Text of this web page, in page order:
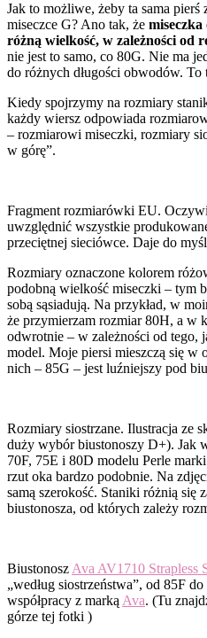
Jak to możliwe, żeby ta sama
miseczce G? Ano tak, że
różną wielkość, w zależności od
nie jest to samo, co 80G. Nie ma
do różnych długości obwodów. To
Kiedy spojrzymy na rozmiary
każdy wiersz odpowiada
– rozmiarowi miseczki, rozmiary
w górę”.
Fragment rozmiarówki EU.
uwzględnić wszystkie
przeciętnej sieciówce. Daje do
Rozmiary oznaczone kolorem
podobną wielkość miseczki – tym
sobą sąsiadują. Na przykład, w
że przymierzam rozmiar 80H, a w
odwrotnie – w zależności od tego,
model. Moje piersi mieszczą się w
nich – 85G – jest luźniejszy pod
Rozmiary siostrzane. Ilustracja ze
duży wybór biustonoszy D+). Jak
70F, 75E i 80D modelu Perle
rzut oka bardzo podobnie. Na
samą szerokość. Staniki różnią się
biustonosza, od których zależy
BiustonoszAva AV1710 Strapless
„według siostrzeństwa”, od 85F
współpracy z markąAva. (Tu
górze tej fotki )